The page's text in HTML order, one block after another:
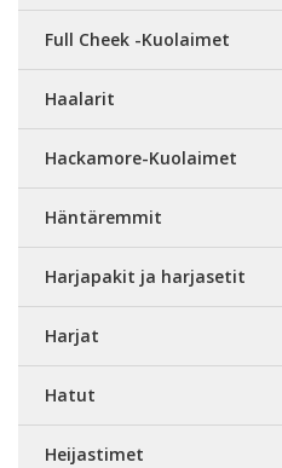
Full Cheek -Kuolaimet
Haalarit
Hackamore-Kuolaimet
Häntäremmit
Harjapakit ja harjasetit
Harjat
Hatut
Heijastimet